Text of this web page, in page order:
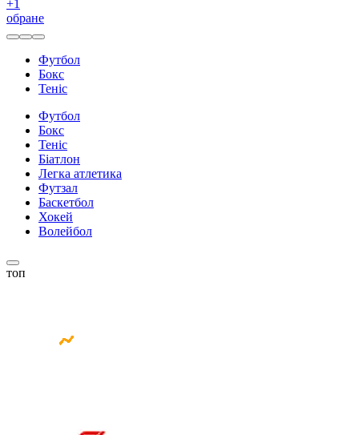
+1
обране
Футбол
Бокс
Теніс
Футбол
Бокс
Теніс
Біатлон
Легка атлетика
Футзал
Баскетбол
Хокей
Волейбол
топ